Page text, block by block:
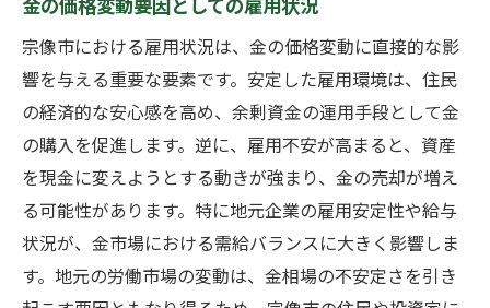
宗像市の商業祭りと金取引の相関
小売業の動向が金市場に及ぼす影響
地元イベントと金価格の動き
商業施設の発展と金購入の傾向
宗像市東郷の雇用状況が金取引に与える影響と
は
雇用増加が金需要に与える影響
失業率と金価格の関係
宗像市における雇用状況は、金の価格変動に直接的な影
響を与える重要な要素です。安定した雇用環境は、住民
の経済的な安心感を高め、余剰資金の運用手段として金
の購入を促進します。逆に、雇用不安が高まると、資産
を現金に変えようとする動きが強まり、金の売却が増え
る可能性があります。特に地元企業の雇用安定性や給与
状況が、金市場における需給バランスに大きく影響しま
す。地元の労働市場の変動は、金相場の不安定さを引き